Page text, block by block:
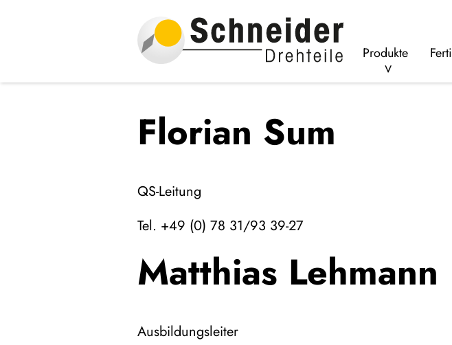
Produkte
Florian Sum
QS-Leitung
Tel. +49 (0) 78 31/93 39-27
Matthias Lehmann
Ausbildungsleiter